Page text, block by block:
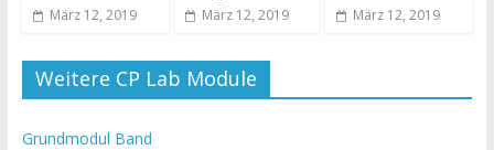
März 12, 2019 März 12, 2019 März 12, 2019
Weitere CP Lab Module
Grundmodul Band